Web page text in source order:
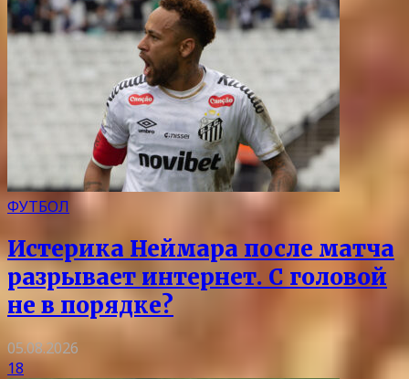
ФУТБОЛ
Истерика Неймара после матча
разрывает интернет. С головой
не в порядке?
05.08.2026
18